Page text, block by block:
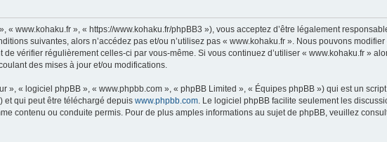
www.kohaku.fr », « https://www.kohaku.fr/phpBB3 »), vous acceptez d’être légalement
suivantes, alors n’accédez pas et/ou n’utilisez pas « www.kohaku.fr ». Nous pouvons
vérifier régulièrement celles-ci par vous-même. Si vous continuez d’utiliser « www.kohaku.fr »
des mises à jour et/ou modifications.
« logiciel phpBB », « www.phpbb.com », « phpBB Limited », « Équipes phpBB ») qui est un
et qui peut être téléchargé depuis www.phpbb.com . Le logiciel phpBB facilite seulement les
contenu ou conduite permis. Pour de plus amples informations au sujet de phpBB, veuillez